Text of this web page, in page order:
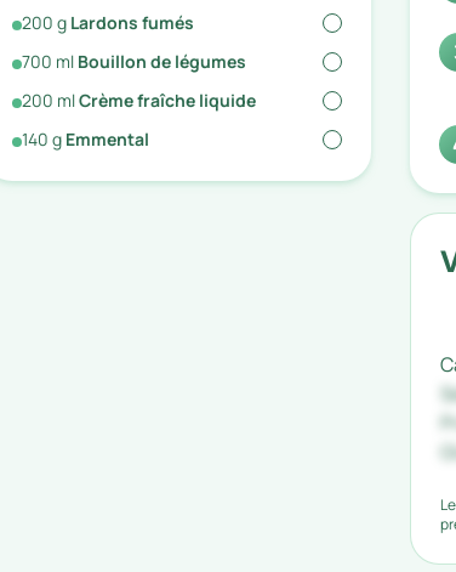
200 g Lardons fumés
700 ml Bouillon de légumes
200 mlCrème fraîche liquide
140 g Emmental